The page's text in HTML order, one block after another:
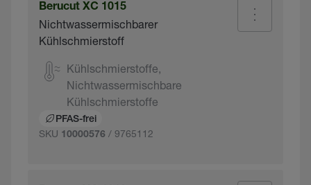
Berucut XC 1015
Nichtwassermischbarer
Kühlschmierstoff
Kühlschmierstoffe,
Nichtwassermischbare
Kühlschmierstoffe
PFAS-frei
SKU 10000576 / 9765112